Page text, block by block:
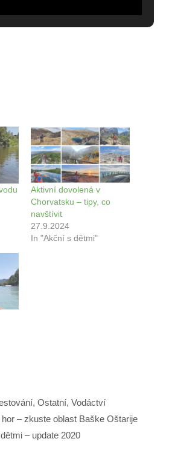
Aktivní dovolená v
Chorvatsku – tipy, co
navštívit
27.9.2024
In "Akční s dětmi"
, Ostatní, Vodáctví
– zkuste oblast Baške Oštarije
– update 2020